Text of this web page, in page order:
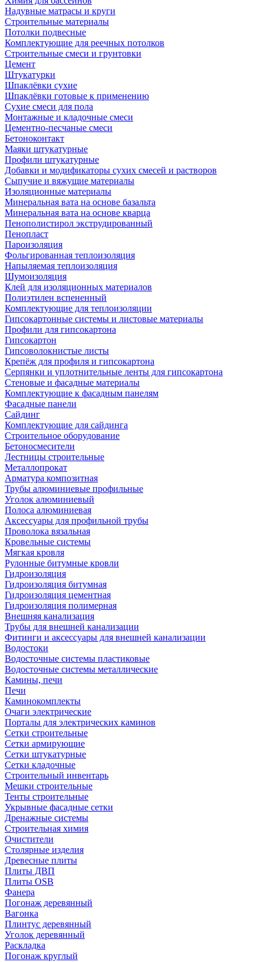
Надувные матрасы и круги
Строительные материалы
Потолки подвесные
Комплектующие для реечных потолков
Строительные смеси и грунтовки
Цемент
Штукатурки
Шпаклёвки сухие
Шпаклёвки готовые к применению
Сухие смеси для пола
Монтажные и кладочные смеси
Цементно-песчаные смеси
Бетоноконтакт
Маяки штукатурные
Профили штукатурные
Добавки и модификаторы сухих смесей и растворов
Сыпучие и вяжущие материалы
Изоляционные материалы
Минеральная вата на основе базальта
Минеральная вата на основе кварца
Пенополистирол экструдированный
Пенопласт
Пароизоляция
Фольгированная теплоизоляция
Напыляемая теплоизоляция
Шумоизоляция
Клей для изоляционных материалов
Полиэтилен вспененный
Комплектующие для теплоизоляции
Гипсокартонные системы и листовые материалы
Профили для гипсокартона
Гипсокартон
Гипсоволокнистые листы
Крепёж для профиля и гипсокартона
Серпянки и уплотнительные ленты для гипсокартона
Стеновые и фасадные материалы
Комплектующие к фасадным панелям
Фасадные панели
Сайдинг
Комплектующие для сайдинга
Строительное оборудование
Бетоносмесители
Лестницы строительные
Металлопрокат
Арматура композитная
Трубы алюминиевые профильные
Уголок алюминиевый
Полоса алюминиевая
Аксессуары для профильной трубы
Проволока вязальная
Кровельные системы
Мягкая кровля
Рулонные битумные кровли
Гидроизоляция
Гидроизоляция битумная
Гидроизоляция цементная
Гидроизоляция полимерная
Внешняя канализация
Трубы для внешней канализации
Фитинги и аксессуары для внешней канализации
Водостоки
Водосточные системы пластиковые
Водосточные системы металлические
Камины, печи
Печи
Каминокомплекты
Очаги электрические
Порталы для электрических каминов
Сетки строительные
Сетки армирующие
Сетки штукатурные
Сетки кладочные
Строительный инвентарь
Мешки строительные
Тенты строительные
Укрывные фасадные сетки
Дренажные системы
Строительная химия
Очистители
Столярные изделия
Древесные плиты
Плиты ДВП
Плиты OSB
Фанера
Погонаж деревянный
Вагонка
Плинтус деревянный
Уголок деревянный
Раскладка
Погонаж круглый